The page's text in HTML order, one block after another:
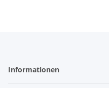
Informationen